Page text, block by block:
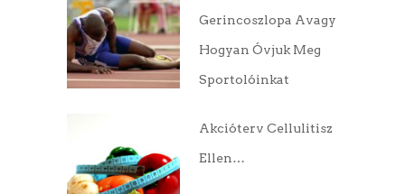
Gerincoszlopa Avagy
Hogyan Óvjuk Meg
Sportolóinkat
Akcióterv Cellulitisz
Ellen…